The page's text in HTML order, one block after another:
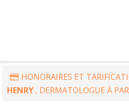
HONORAIRES ET
HENRY , DERMATOLOGUE À